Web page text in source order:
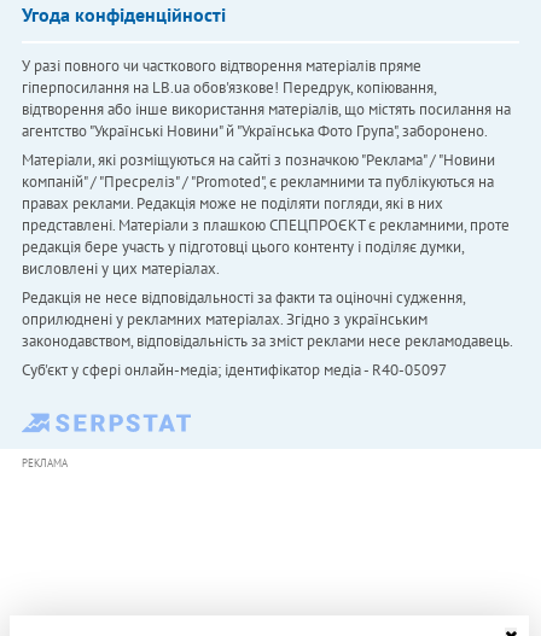
Угода конфіденційності
У разі повного чи часткового відтворення матеріалів пряме
гіперпосилання на LB.ua обов'язкове! Передрук, копіювання,
відтворення або інше використання матеріалів, що містять посилання на
агентство "Українськi Новини" й "Українська Фото Група", заборонено.
Матеріали, які розміщуються на сайті з позначкою "Реклама" / "Новини
компаній" / "Пресреліз" / "Promoted", є рекламними та публікуються на
правах реклами. Редакція може не поділяти погляди, які в них
представлені. Матеріали з плашкою СПЕЦПРОЄКТ є рекламними, проте
редакція бере участь у підготовці цього контенту і поділяє думки,
висловлені у цих матеріалах.
Редакція не несе відповідальності за факти та оціночні судження,
оприлюднені у рекламних матеріалах. Згідно з українським
законодавством, відповідальність за зміст реклами несе рекламодавець.
Cуб'єкт у сфері онлайн-медіа; ідентифікатор медіа - R40-05097
РЕКЛАМА